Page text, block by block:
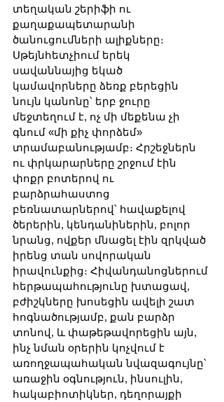
տեղական շերիֆի ու
քաղաքապետարանի
ծանուցումների ալիքները։
Սթեյնհետչիում երեկ
սավաննայից եկած
կամավորները ձեռք բերեցին
նույն կանոնը՝ երբ ջուրը
մեջտեղում է, ոչ մի մեքենա չի
գնում «մի քիչ փորձեմ»
տրամաբանությամբ։ Հրշեջներն
ու փրկարարները շրջում էին
փոքր բոտերով ու
բարձրահաստոց
բեռնատարներով՝ հավաքելով
ծերերին, կենդանիներին, բոլոր
նրանց, ովքեր մնացել էին զրկված
իրենց տան սովորական
իրավունքից։ Հիվանդանոցներում
հերթապահությունը խտացավ,
բժիշկները խոսեցին ավելի շատ
հոգնածությամբ, քան բարձր
տոնով, և փաթեթավորեցին այն,
ինչ նման օրերին կոչվում է
առողջապահական նվազագույնը՝
առաջին օգնություն, ինսուլին,
հակաբիոտիկներ, դեղորայքի